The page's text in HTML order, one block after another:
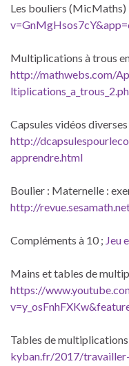
Les bouliers (MicMaths)
Multiplications à trous
http://mathwebs.com/
Capsules vidéos
http://
apprendre.html
Boulier : Maternelle :
http://
Compléments à 10 ; Jeu
Mains et tables de
https://
Tables de multiplications
kyban.fr/2017/